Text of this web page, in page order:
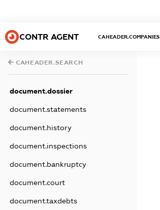
CONTR AGENT CAHEADER.COMPANIES
CAHEADER.SEARCH
document.dossier
document.statements
document.history
document.inspections
document.bankruptcy
document.court
document.taxdebts